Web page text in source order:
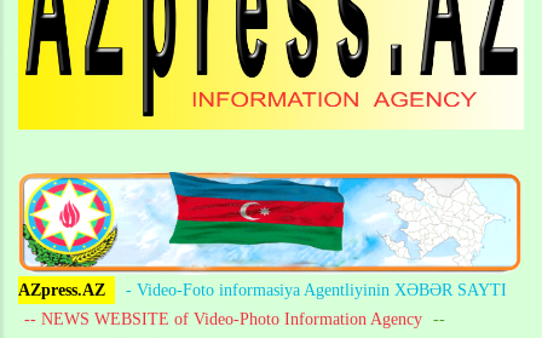
AZpress.AZ
- Video-Foto informasiya Agentliyinin XƏBƏR SAYTI
-- NEWS WEBSITE of Video-Photo Information Agency --